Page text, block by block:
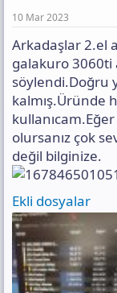
n
10 Mar 2023
Arkadaşlar 2.el
galakuro 3060ti
söylendi.Doğru
kalmış.Üründe
olursanız çok
değil bilginize.
Ekli dosyalar